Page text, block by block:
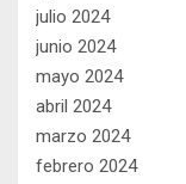
julio 2024
junio 2024
mayo 2024
abril 2024
marzo 2024
febrero 2024